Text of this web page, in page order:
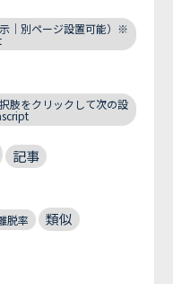
｜別ページ設置可能）※
肢をクリックして次の設
記事
脱率 類似